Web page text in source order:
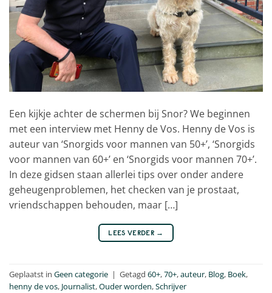
Een kijkje achter de schermen bij Snor? We beginnen
met een interview met Henny de Vos. Henny de Vos is
auteur van ‘Snorgids voor mannen van 50+’, ‘Snorgids
voor mannen van 60+’ en ‘Snorgids voor mannen 70+’.
In deze gidsen staan allerlei tips over onder andere
geheugenproblemen, het checken van je prostaat,
vriendschappen behouden, maar […]
LEES VERDER →
Geplaatst in Geen categorie | Getagd 60+,70+,auteur, Blog, Boek,
henny de vos, Journalist,Ouder worden,Schrijver